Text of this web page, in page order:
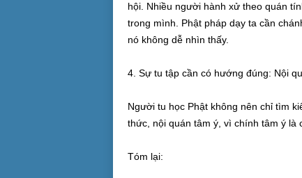
hội. Nhiều người hành xử theo quán
trong mình. Phật pháp dạy ta cần
nó không dễ nhìn thấy.
4. Sự tu tập cần có hướng đúng: Nội
Người tu học Phật không nên chỉ tìm
thức, nội quán tâm ý, vì chính tâm ý là
Tóm lại: